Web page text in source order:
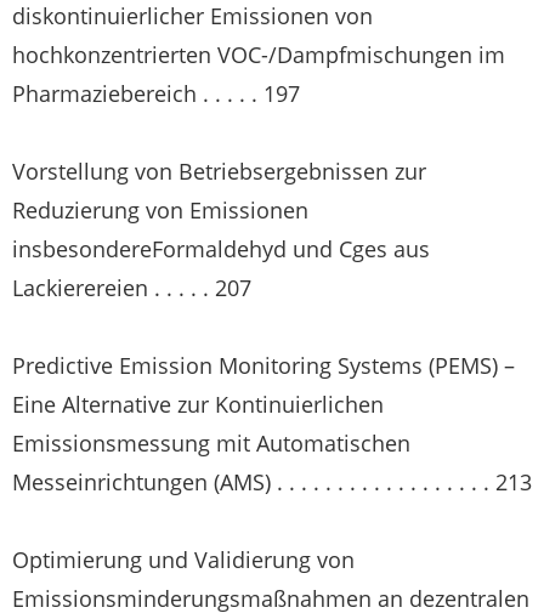
diskontinuierlicher Emissionen von
hochkonzentrierten VOC-/Dampfmischungen im
Pharmaziebereich . . . . . 197
Vorstellung von Betriebsergebnissen zur
Reduzierung von Emissionen
insbesondereFormaldehyd und Cges aus
Lackierereien . . . . . 207
Predictive Emission Monitoring Systems (PEMS) –
Eine Alternative zur Kontinuierlichen
Emissionsmessung mit Automatischen
Messeinrichtungen (AMS) . . . . . . . . . . . . . . . . . . 213
Optimierung und Validierung von
Emissionsminderungsmaßnahmen an dezentralen